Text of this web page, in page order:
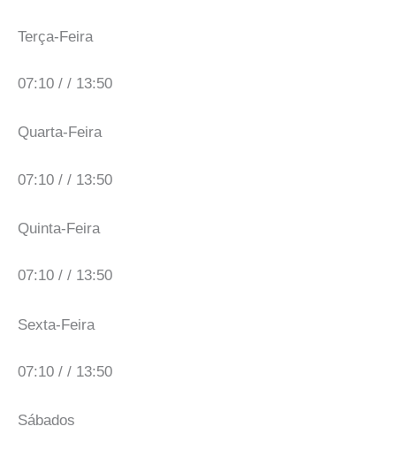
Terça-Feira
07:10 / / 13:50
Quarta-Feira
07:10 / / 13:50
Quinta-Feira
07:10 / / 13:50
Sexta-Feira
07:10 / / 13:50
Sábados